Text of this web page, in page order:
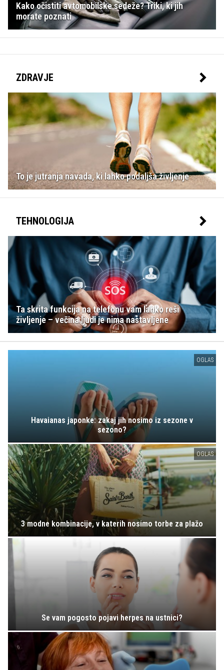
Kako očistiti avtomobilske sedeže? Triki, ki jih
morate poznati
ZDRAVJE
To je jutranja navada, ki lahko podaljša življenje
TEHNOLOGIJA
Ta skrita funkcija na telefonu vam lahko reši
življenje – večina ljudi je nima nastavljene
OGLAS
Havaianas japonke: zakaj jih nosimo iz sezone v
sezono?
OGLAS
3 modne kombinacije, v katerih nosimo torbe za plažo
Se vam pogosto pojavi herpes na ustnici?